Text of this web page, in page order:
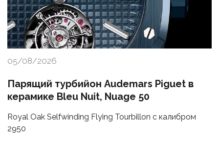
05/08/2026
Парящий турбийон Audemars Piguet в
керамике Bleu Nuit, Nuage 50
Royal Oak Selfwinding Flying Tourbillon с калибром
2950